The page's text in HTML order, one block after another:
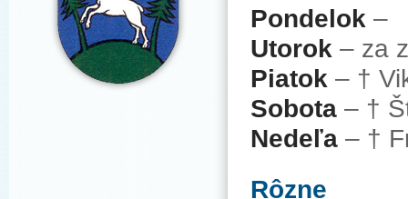
Pondelok –
Utorok – za
Piatok – †
Sobota – †
Nedeľa – †
Rôzne